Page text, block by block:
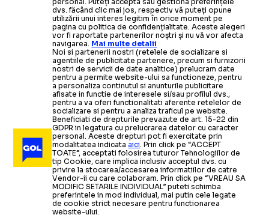
Citește mai mult
Citește mai mult
Aur: „A fostexcepțional”
Citește mai mult
obținut funcția
Citește mai mult
pregăti o națională» Antrenorul
lui PAOK, favorit să înlocuiască un
campion european
Citește mai mult
dvs. făcând clic mai jos, respectiv vă puteți opune
utilizării unui interes legitim în orice moment pe
pagina cu politica de confidențialitate. Aceste alegeri
vor fi raportate partenerilor noștri și nu vă vor afecta
navigarea. Mai multe detalii
Noi si partenerii nostri (retelele de socializare si
agentiile de publicitate partenere, precum si furnizorii
nostri de servicii de date analitice) prelucram date
pentru a permite website-ului sa functioneze, pentru
a personaliza continutul si anunturile publicitare
afisate in functie de interesele si/sau profilul dvs.,
pentru a va oferi functionalitati aferente retelelor de
socializare si pentru a analiza traficul pe website.
Beneficiati de drepturile prevazute de art. 15-22 din
GDPR in legatura cu prelucrarea datelor cu caracter
personal. Aceste drepturi pot fi exercitate prin
modalitatea indicataaici . Prin click pe “ACCEPT
TOATE”, acceptati folosirea tuturor Tehnologiilor de
tip Cookie, care implica inclusiv acceptul dvs. cu
privire la stocarea/accesarea informatiilor de catre
Vendor-ii cu care colaboram. Prin click pe “VREAU SA
MODIFIC SETARILE INDIVIDUAL” puteti schimba
preferintele in mod individual, mai putin cele legate
de cookie strict necesare pentru functionarea
website-ului.